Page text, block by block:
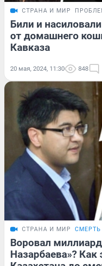
СТРАНА И МИР
Били и
от домашнего
Кавказа
20 мая, 2024, 11:30 848
СТРАНА И МИР СМЕРТЬ
Воровал
Назарбаева»? Как